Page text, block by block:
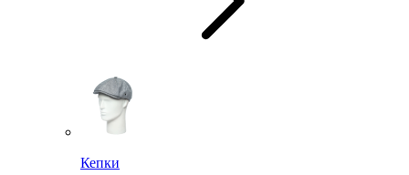
Кепки